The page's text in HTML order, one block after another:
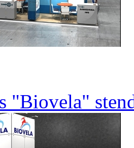
"Biovela"